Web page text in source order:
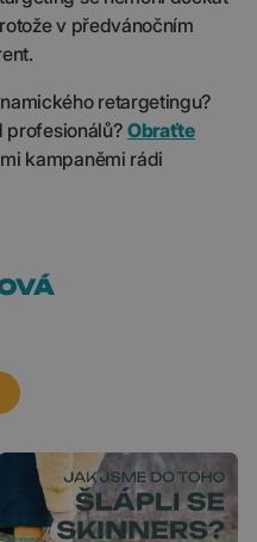
v předvánočním
retargetingu?
profesionálů? Obraťte
kampaněmi rádi